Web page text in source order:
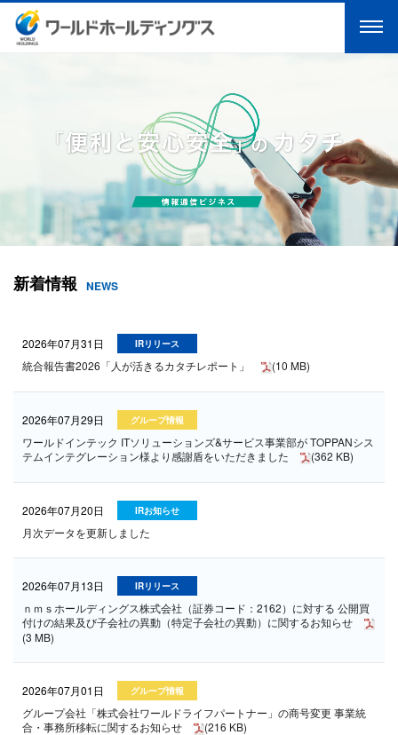
新着情報 NEWS
2026年07月31日 IRリリース
統合報告書2026「人が活きるカタチレポート」 (10 MB)
2026年07月29日 グループ情報
ワールドインテック ITソリューションズ&サービス事業部が TOPPANシス
テムインテグレーション様より感謝盾をいただきました
(362 KB)
2026年07月20日 IRお知らせ
月次データを更新しました
2026年07月13日 IRリリース
ｎｍｓホールディングス株式会社（証券コード：2162）に対する 公開買
付けの結果及び子会社の異動（特定子会社の異動）に関するお知らせ
(3 MB)
2026年07月01日 グループ情報
グループ会社「株式会社ワールドライフパートナー」の商号変更 事業統
合・事務所移転に関するお知らせ
(216 KB)